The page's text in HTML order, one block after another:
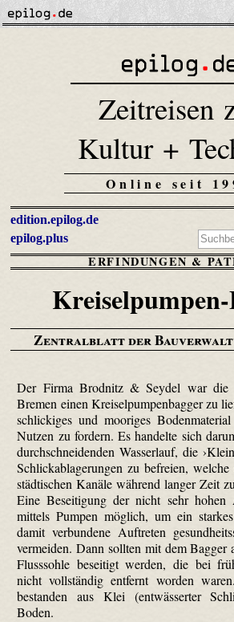
Zeitreisen
Kultur +
Online seit
edition.epilog.de
epilog.plus
ERFINDUNGEN &
Zentralblatt der
Der Firma Brodnitz & Seydel war die
Bremen einen Kreiselpumpenbagger zu
schlickiges und mooriges
Nutzen zu fordern. Es handelte sich
durchschneidenden Wasserlauf, die
Schlickablagerungen zu befreien,
städtischen Kanäle während langer Zeit
Eine Beseitigung der nicht sehr hohen
mittels Pumpen möglich, um ein
damit verbundene Auftreten
vermeiden. Dann sollten mit dem Bagger
Flusssohle beseitigt werden, die bei
nicht vollständig entfernt worden
bestanden aus Klei (entwässerter
Boden.